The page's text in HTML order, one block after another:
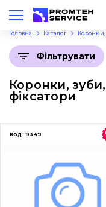
Укр
Головна Каталог Коронки,
Коронки,
фіксатори
Фільтрувати
Код: 9349